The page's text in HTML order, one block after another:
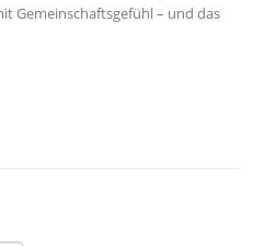
Gemeinschaftsgefühl – und das